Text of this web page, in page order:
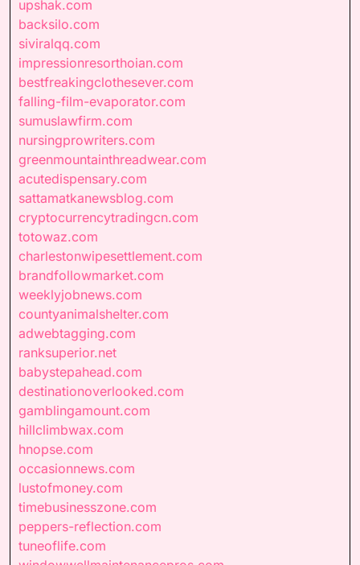
upshak.com
backsilo.com
siviralqq.com
impressionresorthoian.com
bestfreakingclothesever.com
falling-film-evaporator.com
sumuslawfirm.com
nursingprowriters.com
greenmountainthreadwear.com
acutedispensary.com
sattamatkanewsblog.com
cryptocurrencytradingcn.com
totowaz.com
charlestonwipesettlement.com
brandfollowmarket.com
weeklyjobnews.com
countyanimalshelter.com
adwebtagging.com
ranksuperior.net
babystepahead.com
destinationoverlooked.com
gamblingamount.com
hillclimbwax.com
hnopse.com
occasionnews.com
lustofmoney.com
timebusinesszone.com
peppers-reflection.com
tuneoflife.com